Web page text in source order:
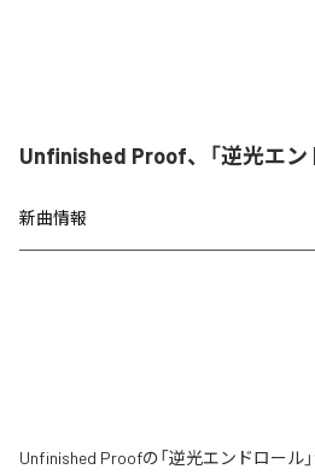
Unfinished Proof、「逆光エン
新曲情報
Unfinished Proofの「逆光エンドロール